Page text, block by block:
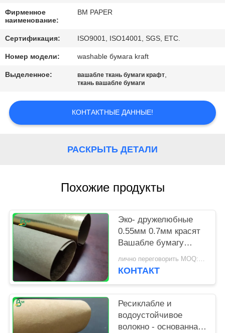
НОВОСТИ
СЛУЧАИ
САЙТА
Фирменное
наименование:
BM PAPER
Сертификация: ISO9001, ISO14001, SGS, ETC.
Номер модели: washable бумага kraft
Выделенное: вашабле ткань бумаги крафт,
ткань вашабле бумаги
КОНТАКТНЫЕ ДАННЫЕ!
РАСКРЫТЬ ДЕТАЛИ
Похожие продукты
Эко- дружелюбные
0.55мм 0.7мм красят
Вашабле бумагу
сопротивления
лично переговорить MOQ:1 двор
КОНТАКТ
Ресиклабле и
водоустойчивое
волокно - основанная